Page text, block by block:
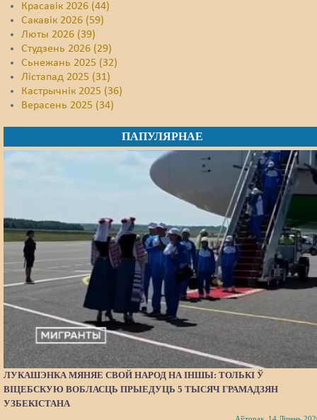
Красавік 2026 (44)
Сакавік 2026 (59)
Люты 2026 (39)
Студзень 2026 (29)
Сьнежань 2025 (32)
Лістапад 2025 (31)
Кастрычнік 2025 (36)
Верасень 2025 (34)
ПАПУЛЯРНАЕ
ЛУКАШЭНКА МЯНЯЕ СВОЙ НАРОД НА ІНШЫ: ТОЛЬКІ Ў
ВІЦЕБСКУЮ ВОБЛАСЦЬ ПРЫЕДУЦЬ 5 ТЫСЯЧ ГРАМАДЗЯН
УЗБЕКІСТАНА